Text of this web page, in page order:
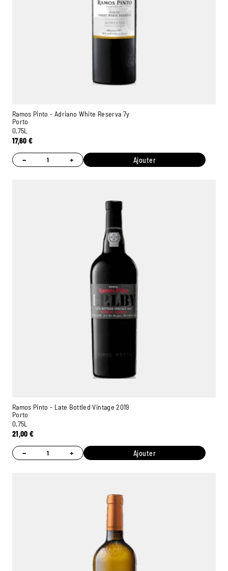
Ramos Pinto - Adriano White Reserva 7y
Porto
0,75L
17,60€
− + Ajouter
Ramos Pinto - Late Bottled Vintage 2019
Porto
0,75L
21,00€
− + Ajouter